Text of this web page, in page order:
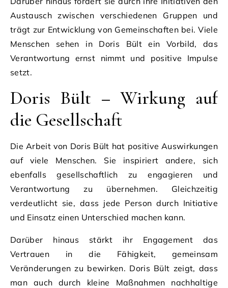
Austausch zwischen verschiedenen Gruppen und
trägt zur Entwicklung von Gemeinschaften bei. Viele
Menschen sehen in Doris Bült ein Vorbild, das
Verantwortung ernst nimmt und positive Impulse
setzt.
Doris Bült – Wirkung auf
die Gesellschaft
Die Arbeit von Doris Bült hat positive Auswirkungen
auf viele Menschen. Sie inspiriert andere, sich
ebenfalls gesellschaftlich zu engagieren und
Verantwortung zu übernehmen. Gleichzeitig
verdeutlicht sie, dass jede Person durch Initiative
und Einsatz einen Unterschied machen kann.
Darüber hinaus stärkt ihr Engagement das
Vertrauen in die Fähigkeit, gemeinsam
Veränderungen zu bewirken. Doris Bült zeigt, dass
man auch durch kleine Maßnahmen nachhaltige